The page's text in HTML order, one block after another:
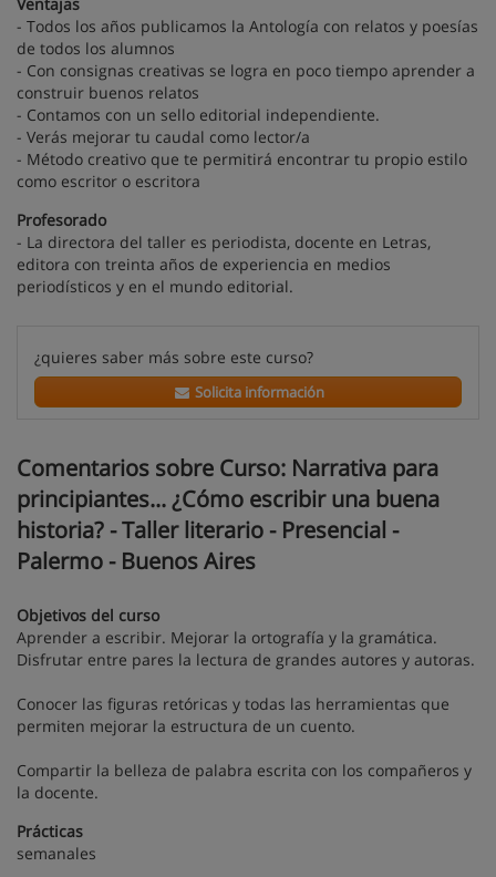
- Todos los años publicamos la Antología con relatos y poesías
de todos los alumnos
- Con consignas creativas se logra en poco tiempo aprender a
construir buenos relatos
- Contamos con un sello editorial independiente.
- Verás mejorar tu caudal como lector/a
- Método creativo que te permitirá encontrar tu propio estilo
como escritor o escritora
Profesorado
- La directora del taller es periodista, docente en Letras,
editora con treinta años de experiencia en medios
periodísticos y en el mundo editorial.
¿quieres saber más sobre este curso?
Solicita información
Comentarios sobre Curso: Narrativa para
principiantes... ¿Cómo escribir una buena
historia? - Taller literario - Presencial -
Palermo - Buenos Aires
Objetivos del curso
Aprender a escribir. Mejorar la ortografía y la gramática.
Disfrutar entre pares la lectura de grandes autores y autoras.
Conocer las figuras retóricas y todas las herramientas que
permiten mejorar la estructura de un cuento.
Compartir la belleza de palabra escrita con los compañeros y
la docente.
Prácticas
semanales